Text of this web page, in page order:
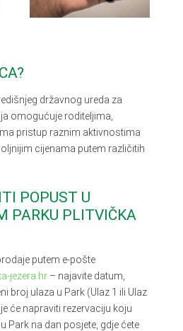
državnog ureda za
omogućuje roditeljima,
pristup raznim aktivnostima
cijenama putem različitih
POPUST U
PARKU PLITVIČKA
putem e-pošte
jezera.hr– najavite datum,
broj ulaza u Park (Ulaz 1 ili Ulaz
će napraviti rezervaciju koju
Park na dan posjete, gdje ćete